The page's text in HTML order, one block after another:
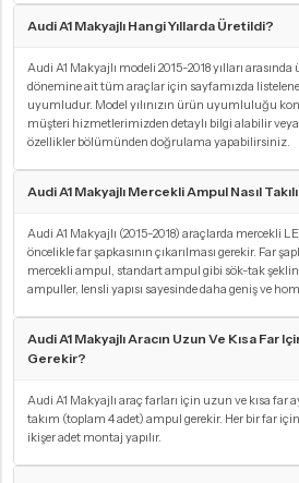
Audi A1 Makyajlı Hangi Yıllarda Üretildi?
Audi A1 Makyajlı modeli 2015-2018 yılları
dönemine ait tüm araçlar için sayfamızda
uyumludur. Model yılınızın ürün uyumluluğu
müşteri hizmetlerimizden detaylı bilgi alabilir
özellikler bölümünden doğrulama yapabilirsiniz.
Audi A1 Makyajlı Mercekli Ampul Nasıl
Audi A1 Makyajlı (2015-2018) araçlarda mercekli
öncelikle far şapkasının çıkarılması gerekir. Far
mercekli ampul, standart ampul gibi sök-tak
ampuller, lensli yapısı sayesinde daha geniş ve
Audi A1 Makyajlı Aracın Uzun Ve Kısa Far
Gerekir?
Audi A1 Makyajlı araç farları için uzun ve kısa far
takım (toplam 4 adet) ampul gerekir. Her bir far
ikişer adet montaj yapılır.